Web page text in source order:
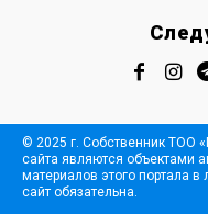
© 2025 г. Собственник ТОО
сайта являются объектами
материалов этого портала
сайт обязательна.